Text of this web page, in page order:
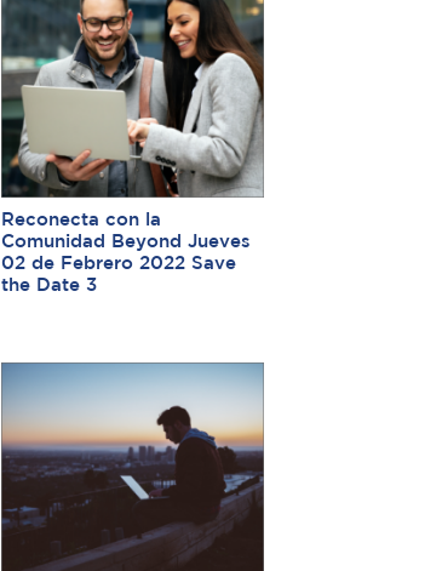
Reconecta con la
Comunidad Beyond Jueves
02 de Febrero 2022 Save
the Date 3